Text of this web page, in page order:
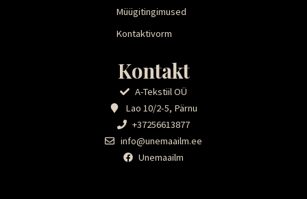
Müügitingimused
Kontaktivorm
Kontakt
A-Tekstiil OÜ
Lao 10/2-5, Pärnu
+37256613877
info@unemaailm.ee
Unemaailm